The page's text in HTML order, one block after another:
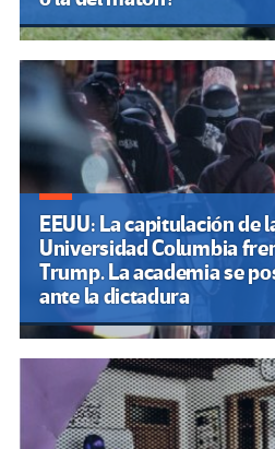
EEUU: La capitulación de
Universidad Columbia
Trump. La academia se
ante la dictadura